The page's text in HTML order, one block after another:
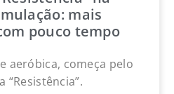
mais
pouco tempo
aeróbica, começa pelo
“Resistência”.